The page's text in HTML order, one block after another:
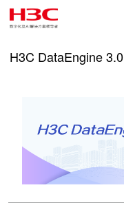
H3C DataEngine 3.0